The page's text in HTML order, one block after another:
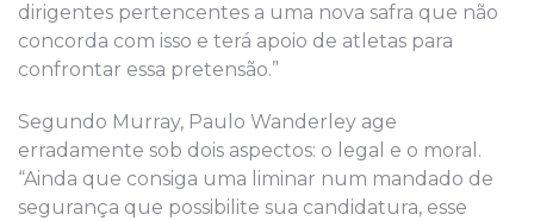
dirigentes pertencentes a uma nova safra que não
concorda com isso e terá apoio de atletas para
confrontar essa pretensão.”
Segundo Murray, Paulo Wanderley age
erradamente sob dois aspectos: o legal e o moral.
“Ainda que consiga uma liminar num mandado de
segurança que possibilite sua candidatura, esse